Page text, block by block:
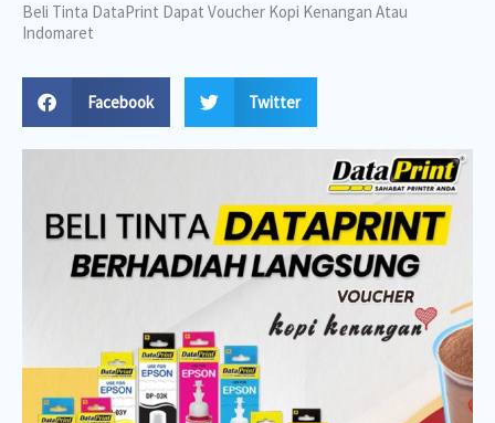
Beli Tinta DataPrint Dapat Voucher Kopi Kenangan Atau
Indomaret
Facebook Twitter